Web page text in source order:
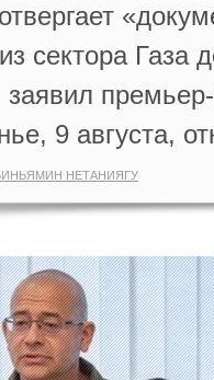
сектора Газа
9 августа,
НЕТАНИЯГУ